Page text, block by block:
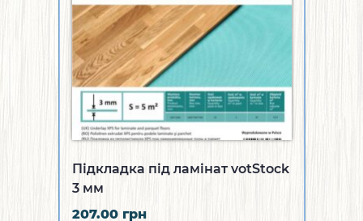
Підкладка під ламінат votStock
3 мм
207.00 грн